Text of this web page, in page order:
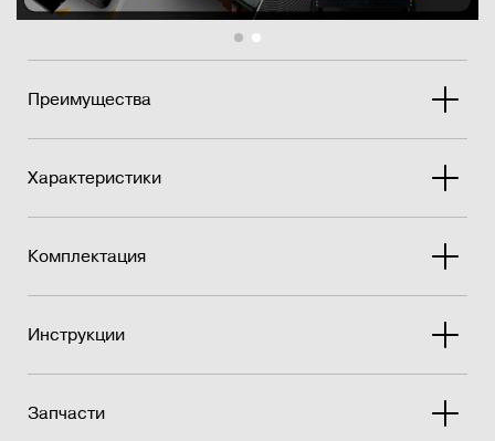
Преимущества
Характеристики
Комплектация
Инструкции
Запчасти